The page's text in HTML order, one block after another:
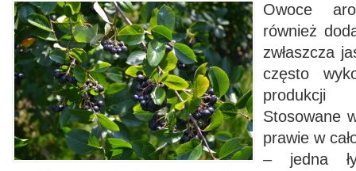
Owoce
również
zwłaszcza
często
produkcji
Stosowane
prawie w
– jedna